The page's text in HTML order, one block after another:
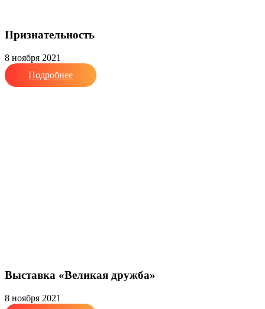
Признательность
8 ноября 2021
Подробнее
Выставка «Великая дружба»
8 ноября 2021